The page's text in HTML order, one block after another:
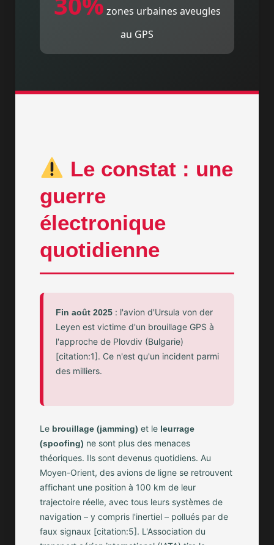
zones urbaines aveugles
au GPS
Le constat : une
guerre
électronique
quotidienne
Fin août 2025 : l'avion d'Ursula von der
Leyen est victime d'un brouillage GPS à
l'approche de Plovdiv (Bulgarie)
[citation:1]. Ce n'est qu'un incident parmi
des milliers.
Le brouillage (jamming) et le leurrage
(spoofing) ne sont plus des menaces
théoriques. Ils sont devenus quotidiens. Au
Moyen-Orient, des avions de ligne se retrouvent
affichant une position à 100 km de leur
trajectoire réelle, avec tous leurs systèmes de
navigation – y compris l'inertiel – pollués par de
faux signaux [citation:5]. L'Association du